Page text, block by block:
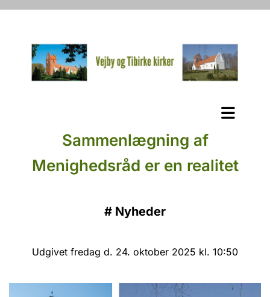
Sammenlægning af
Menighedsråd er en realitet
# Nyheder
Udgivet fredag d. 24. oktober 2025 kl. 10:50